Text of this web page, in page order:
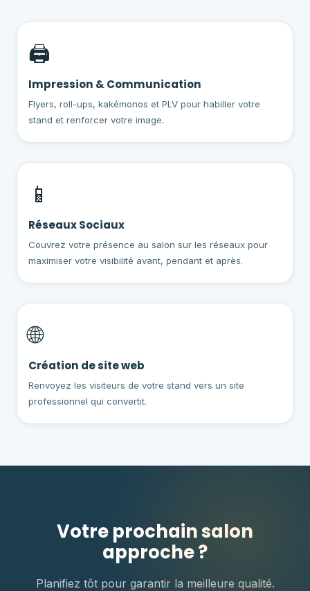
🖨️
Impression & Communication
Flyers, roll-ups, kakémonos et PLV pour habiller votre
stand et renforcer votre image.
📱
Réseaux Sociaux
Couvrez votre présence au salon sur les réseaux pour
maximiser votre visibilité avant, pendant et après.
🌐
Création de site web
Renvoyez les visiteurs de votre stand vers un site
professionnel qui convertit.
Votre prochain salon
approche ?
Planifiez tôt pour garantir la meilleure qualité.